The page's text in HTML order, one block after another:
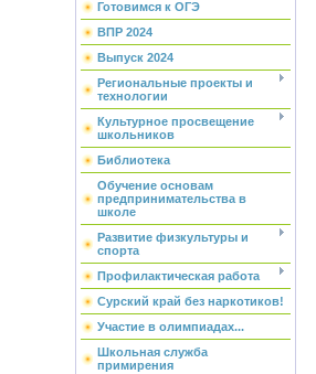
Готовимся к ОГЭ
ВПР 2024
Выпуск 2024
Региональные проекты и
технологии
Культурное просвещение
школьников
Библиотека
Обучение основам
предпринимательства в
школе
Развитие физкультуры и
спорта
Профилактическая работа
Сурский край без наркотиков!
Участие в олимпиадах...
Школьная служба
примирения